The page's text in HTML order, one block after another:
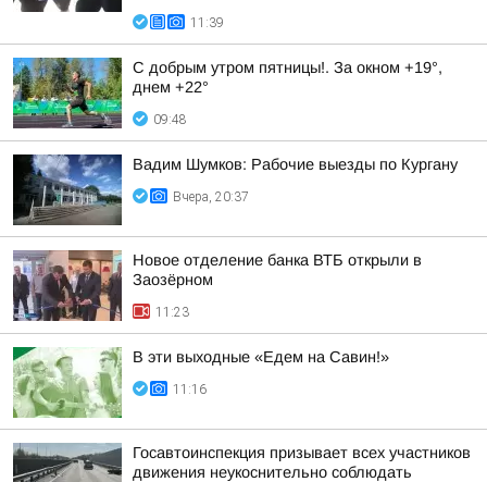
11:39
С добрым утром пятницы!. За окном +19°,
днем +22°
09:48
Вадим Шумков: Рабочие выезды по Кургану
Вчера, 20:37
Новое отделение банка ВТБ открыли в
Заозёрном
11:23
В эти выходные «Едем на Савин!»
11:16
Госавтоинспекция призывает всех участников
движения неукоснительно соблюдать